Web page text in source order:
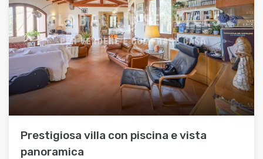
Prestigiosa villa con piscina e vista
panoramica